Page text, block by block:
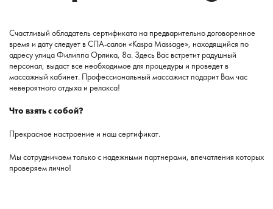
Счастливый обладатель сертификата на предварительно договоренное
время и дату следует в СПА-салон «Kaspa Massage», находящийся по
адресу улица Филиппа Орлика, 8а. Здесь Вас встретит радушный
персонал, выдаст все необходимое для процедуры и проведет в
массажный кабинет. Профессиональный массажист подарит Вам час
невероятного отдыха и релакса!
Что взять с собой?
Прекрасное настроение и наш сертификат.
Мы сотрудничаем только с надежными партнерами, впечатления которых
проверяем лично!